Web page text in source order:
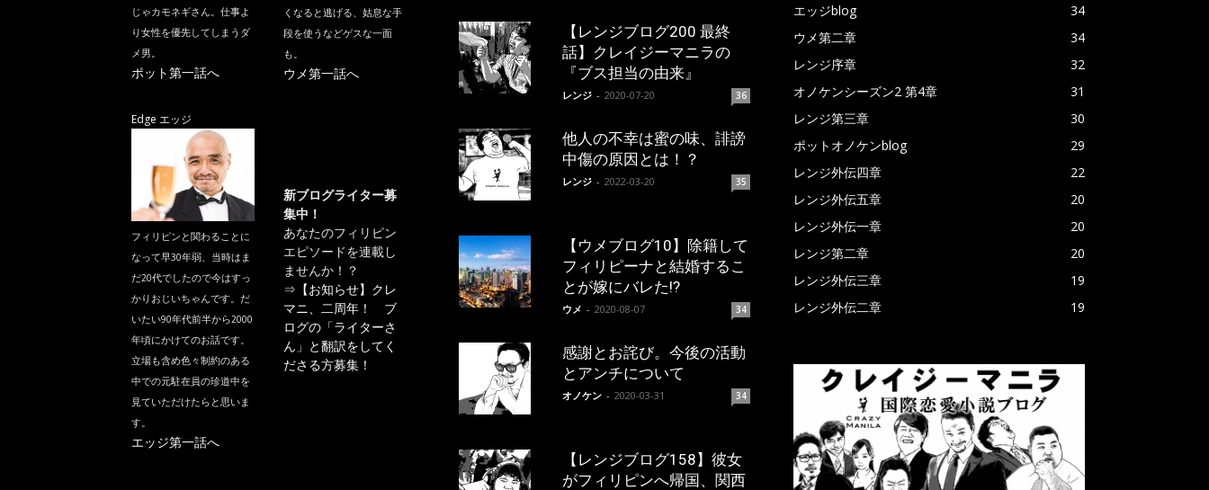
じゃカモネギさん。仕事よ
り女性を優先してしまうダ
メ男。
ポット第一話へ
くなると逃げる、姑息な手
段を使うなどゲスな一面
も。
ウメ第一話へ
Edge エッジ
フィリピンと関わることに
なって早30年弱、当時はま
だ20代でしたので今はすっ
かりおじいちゃんです。だ
いたい90年代前半から2000
年頃にかけてのお話です。
立場も含め色々制約のある
中での元駐在員の珍道中を
見ていただけたらと思いま
す。
エッジ第一話へ
新ブログライター募
集中！
あなたのフィリピン
エピソードを連載し
ませんか！？
⇒ 【お知らせ】クレ
マニ、二周年！ ブ
ログの「ライターさ
ん」と翻訳をしてく
ださる方募集！
【レンジブログ200 最終
話】クレイジーマニラの
『ブス担当の由来』
レンジ - 2020-07-20 36
他人の不幸は蜜の味、誹謗
中傷の原因とは！？
レンジ - 2022-03-20 35
【ウメブログ10】除籍して
フィリピーナと結婚するこ
とが嫁にバレた!?
ウメ - 2020-08-07 34
感謝とお詫び。今後の活動
とアンチについて
オノケン - 2020-03-31 34
【レンジブログ158】彼女
がフィリピンへ帰国、関西
エッジblog
34
ウメ第二章
34
レンジ序章
32
オノケンシーズン2 第4章
31
レンジ第三章
30
ポットオノケンblog
29
レンジ外伝四章
22
レンジ外伝五章
20
レンジ外伝一章
20
レンジ第二章
20
レンジ外伝三章
19
レンジ外伝二章
19